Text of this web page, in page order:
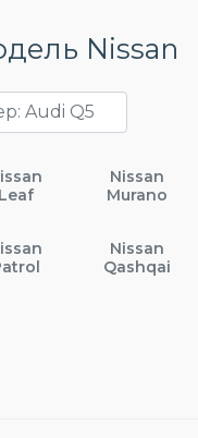
Nissan
Leaf
Nissan
Murano
Nissan
Qashqai